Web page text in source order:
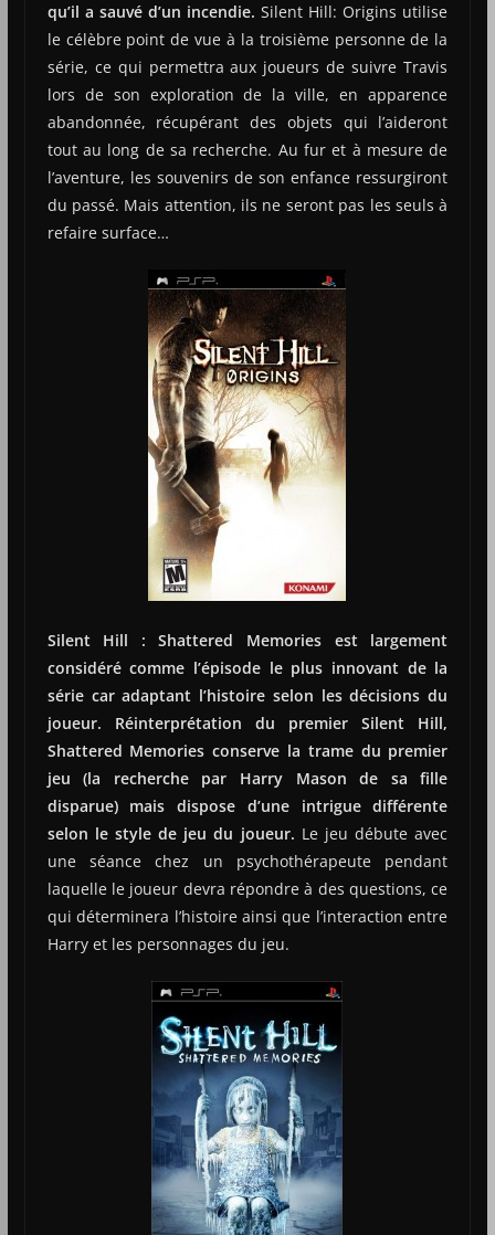
qu’il a sauvé d’un incendie.Silent Hill: Origins utilise
le célèbre point de vue à la troisième personne de la
série, ce qui permettra aux joueurs de suivre Travis
lors de son exploration de la ville, en apparence
abandonnée, récupérant des objets qui l’aideront
tout au long de sa recherche. Au fur et à mesure de
l’aventure, les souvenirs de son enfance ressurgiront
du passé. Mais attention, ils ne seront pas les seuls à
refaire surface…
Silent Hill : Shattered Memories est largement
considéré comme l’épisode le plus innovant de la
série car adaptant l’histoire selon les décisions du
joueur. Réinterprétation du premier Silent Hill,
Shattered Memories conserve la trame du premier
jeu (la recherche par Harry Mason de sa fille
disparue) mais dispose d’une intrigue différente
selon le style de jeu du joueur. Le jeu débute avec
une séance chez un psychothérapeute pendant
laquelle le joueur devra répondre à des questions, ce
qui déterminera l’histoire ainsi que l’interaction entre
Harry et les personnages du jeu.